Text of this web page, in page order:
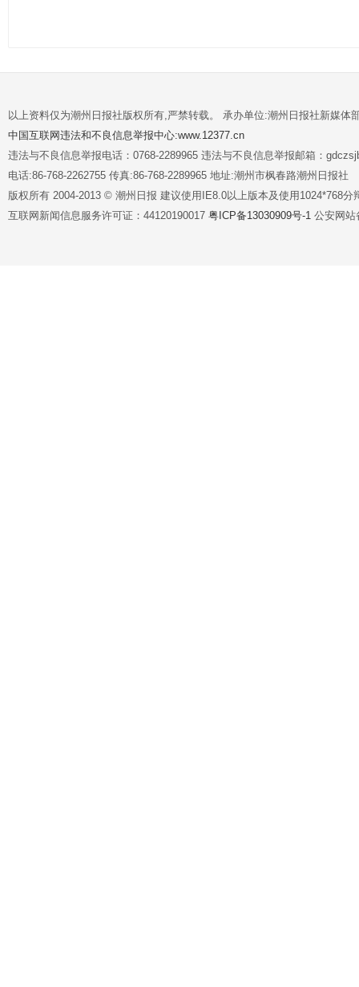
以上资料仅为潮州日报社版权所有,严禁转载。 承办单位:潮州日报社新媒体
中国互联网违法和不良信息举报中心:www.12377.cn
违法与不良信息举报电话：0768-2289965 违法与不良信息举报邮箱：
电话:86-768-2262755 传真:86-768-2289965 地址:潮州市枫春路潮州日报社
版权所有 2004-2013 © 潮州日报 建议使用IE8.0以上版本及使用1024*768分
互联网新闻信息服务许可证：44120190017 粤ICP备13030909号-1 公安网站